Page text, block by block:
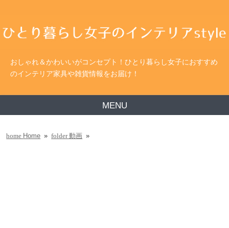
おしゃれ＆かわいいがコンセプト！ひとり暮らし女子におすすめ
のインテリア家具や雑貨情報をお届け！
MENU
home Home » folder動画 »